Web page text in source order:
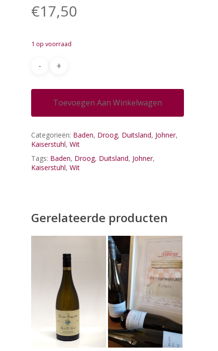
€17,50
1 op voorraad
Toevoegen Aan Winkelwagen
Categorieën: Baden, Droog, Duitsland, Johner,
Kaiserstuhl, Wit
Tags: Baden, Droog, Duitsland, Johner,
Kaiserstuhl, Wit
Gerelateerde producten